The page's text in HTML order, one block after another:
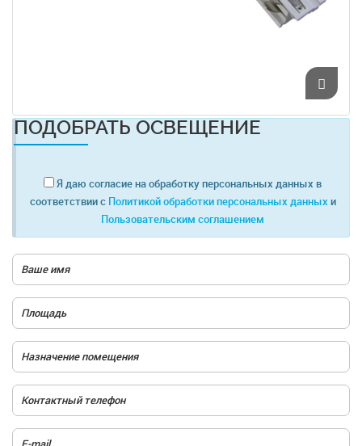
ПОДОБРАТЬ ОСВЕЩЕНИЕ
Я даю согласие на обработку персональных данных в
соответствии с Политикой обработки персональных данных и
Пользовательским соглашением